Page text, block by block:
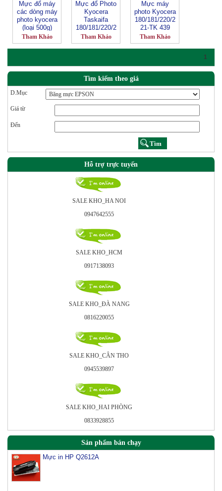
Mực đổ máy
các dòng máy
photo kyocera
(loại 500g)
Tham Khảo
Mực đổ Photo
Kyocera
Taskaifa
180/181/220/2
21
Tham Khảo
Mực máy
photo Kyocera
180/181/220/2
21-TK 439
Tham Khảo
1
Tìm kiếm theo giá
D.Mục
Giá từ
Đến
Hỗ trợ trực tuyến
SALE KHO_HA NOI
0947642555
SALE KHO_HCM
0917138093
SALE KHO_ÐÀ NANG
0816220055
SALE KHO_CÂN THO
0945539897
SALE KHO_HAI PHÒNG
0833928855
Sản phẩm bán chạy
Mực in HP Q2612A